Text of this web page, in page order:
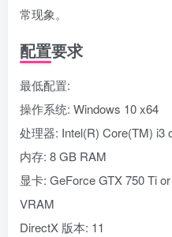
常现象。
配置要求
最低配置:
操作系统: Windows 10 x64
处理器: Intel(R) Core(TM) i3
内存: 8 GB RAM
显卡: GeForce GTX 750 Ti
VRAM
DirectX 版本: 11